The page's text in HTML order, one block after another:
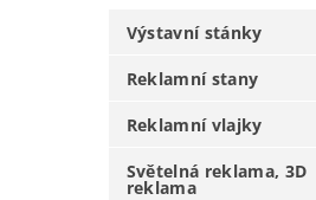
Výstavní stánky
Reklamní stany
Reklamní vlajky
Světelná reklama, 3D
reklama